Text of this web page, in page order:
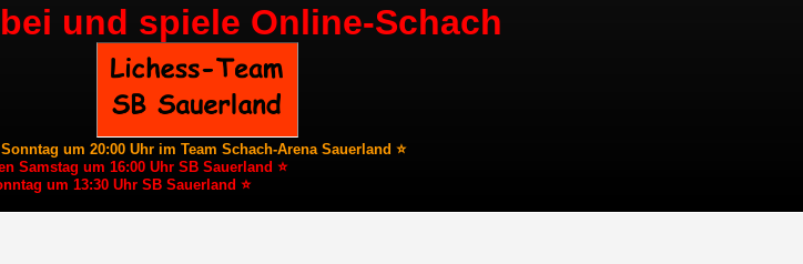
und spiele Online-Schach
um 20:00 Uhr im Team Schach-Arena Sauerland ⭐
Samstag um 16:00 Uhr SB Sauerland ⭐
um 13:30 Uhr SB Sauerland ⭐